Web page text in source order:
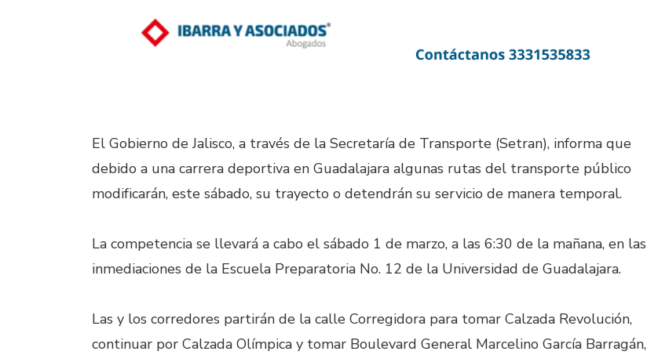
El Gobierno de Jalisco, a través de la Secretaría de Transporte (Setran), informa que
debido a una carrera deportiva en Guadalajara algunas rutas del transporte público
modificarán, este sábado, su trayecto o detendrán su servicio de manera temporal.
La competencia se llevará a cabo el sábado 1 de marzo, a las 6:30 de la mañana, en las
inmediaciones de la Escuela Preparatoria No. 12 de la Universidad de Guadalajara.
Las y los corredores partirán de la calle Corregidora para tomar Calzada Revolución,
continuar por Calzada Olímpica y tomar Boulevard General Marcelino García Barragán,